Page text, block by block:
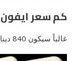
كم سعر ايفون 15 برو ماكس في الاردن؟
غالباً سيكون 840 دينار